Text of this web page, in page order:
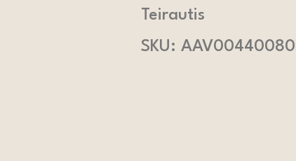
Teirautis
SKU: AAV00440080